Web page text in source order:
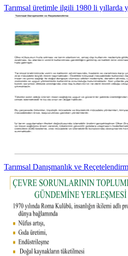
Tarımsal üretimle ilgili 1980 li yıllarda
Tarımsal Danışmanlık ve